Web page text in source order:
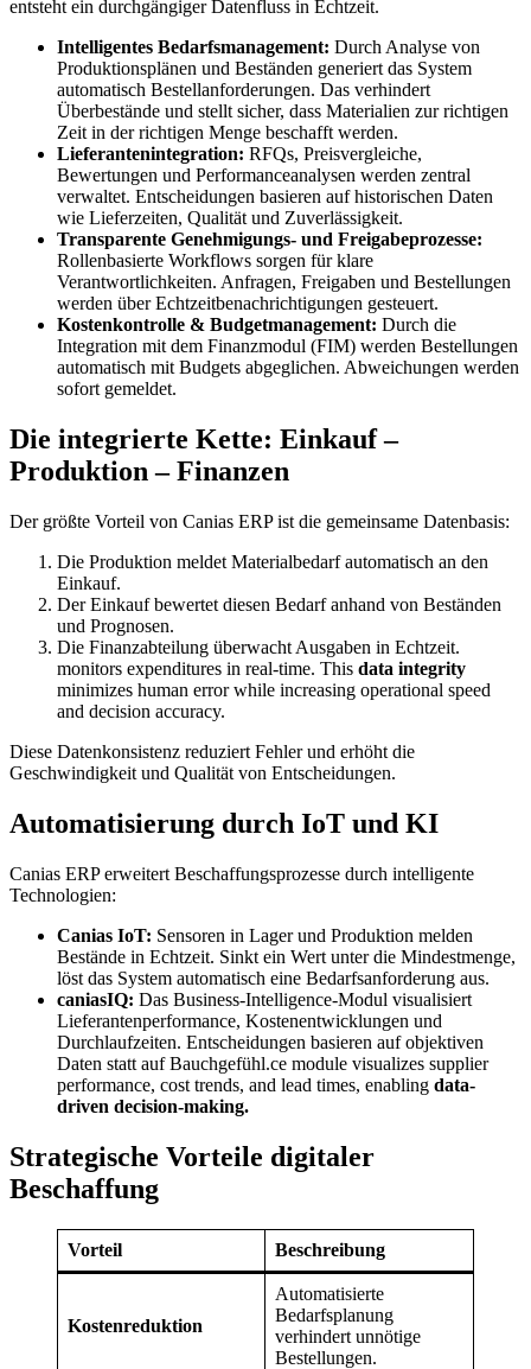
entsteht ein durchgängiger Datenfluss in Echtzeit.
Intelligentes Bedarfsmanagement: Durch Analyse von
Produktionsplänen und Beständen generiert das System
automatisch Bestellanforderungen. Das verhindert
Überbestände und stellt sicher, dass Materialien zur richtigen
Zeit in der richtigen Menge beschafft werden.
Lieferantenintegration: RFQs, Preisvergleiche,
Bewertungen und Performanceanalysen werden zentral
verwaltet. Entscheidungen basieren auf historischen Daten
wie Lieferzeiten, Qualität und Zuverlässigkeit.
Transparente Genehmigungs- und Freigabeprozesse:
Rollenbasierte Workflows sorgen für klare
Verantwortlichkeiten. Anfragen, Freigaben und Bestellungen
werden über Echtzeitbenachrichtigungen gesteuert.
Kostenkontrolle & Budgetmanagement: Durch die
Integration mit dem Finanzmodul (FIM) werden Bestellungen
automatisch mit Budgets abgeglichen. Abweichungen werden
sofort gemeldet.
Die integrierte Kette: Einkauf –
Produktion – Finanzen
Der größte Vorteil von Canias ERP ist die gemeinsame Datenbasis:
Die Produktion meldet Materialbedarf automatisch an den
Einkauf.
Der Einkauf bewertet diesen Bedarf anhand von Beständen
und Prognosen.
Die Finanzabteilung überwacht Ausgaben in Echtzeit.
monitors expenditures in real-time. This data integrity
minimizes human error while increasing operational speed
and decision accuracy.
Diese Datenkonsistenz reduziert Fehler und erhöht die
Geschwindigkeit und Qualität von Entscheidungen.
Automatisierung durch IoT und KI
Canias ERP erweitert Beschaffungsprozesse durch intelligente
Technologien:
Canias IoT: Sensoren in Lager und Produktion melden
Bestände in Echtzeit. Sinkt ein Wert unter die Mindestmenge,
löst das System automatisch eine Bedarfsanforderung aus.
caniasIQ: Das Business-Intelligence-Modul visualisiert
Lieferantenperformance, Kostenentwicklungen und
Durchlaufzeiten. Entscheidungen basieren auf objektiven
Daten statt auf Bauchgefühl.ce module visualizes supplier
performance, cost trends, and lead times, enabling data-
driven decision-making.
Strategische Vorteile digitaler
Beschaffung
Vorteil Beschreibung
Kostenreduktion
Automatisierte
Bedarfsplanung
verhindert unnötige
Bestellungen.